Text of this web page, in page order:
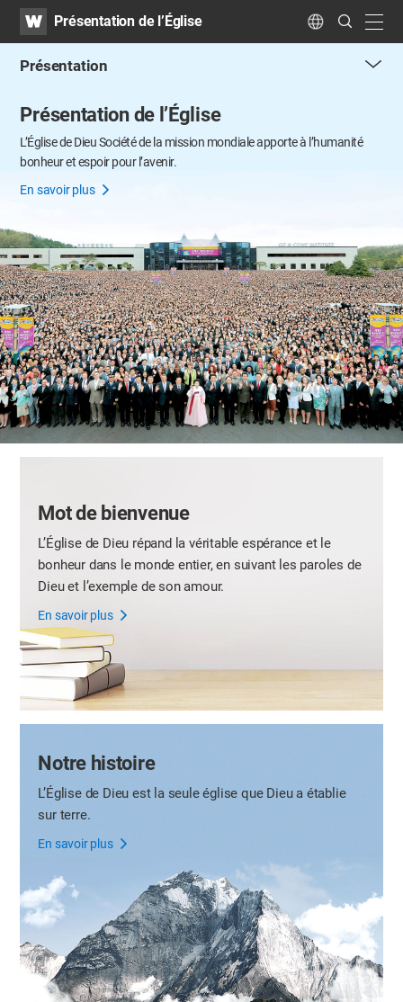
WATVPrésentation de l’Église Language
Search
Submit
​Présentation
Présentation de l’Église
L’Église de Dieu Société de la mission mondialeapporte à l’humanité
bonheur et espoir pour l’avenir.
En savoir plus
Mot de bienvenue
L’Église de Dieu répand la véritable espérance et le
bonheur dans le monde entier, en suivant les paroles de
Dieu et l’exemple de son amour.
En savoir plus
Notre histoire
L’Église de Dieu est la seule égliseque Dieu a établie
sur terre.
En savoir plus